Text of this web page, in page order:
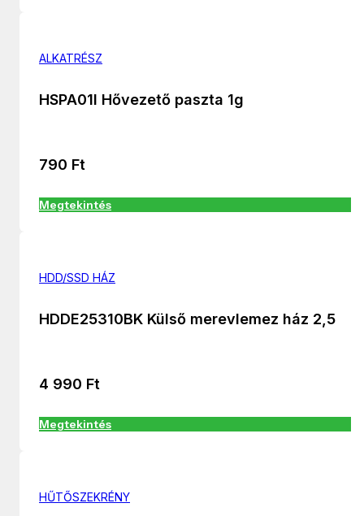
ALKATRÉSZ
HSPA01I Hővezető paszta 1g
790 Ft
Megtekintés
HDD/SSD HÁZ
HDDE25310BK Külső merevlemez ház 2,5
4 990 Ft
Megtekintés
HŰTŐSZEKRÉNY